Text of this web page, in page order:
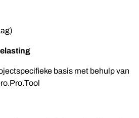
basis met behulp van